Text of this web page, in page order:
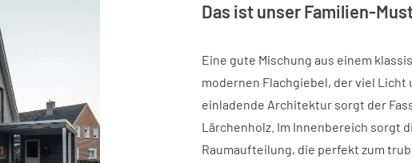
Das ist unser Familien-
Eine gute Mischung aus einem
modernen Flachgiebel, der viel Licht
einladende Architektur sorgt der
Lärchenholz. Im Innenbereich sorgt
Raumaufteilung, die perfekt zum